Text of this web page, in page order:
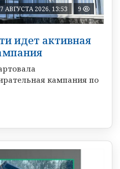
7 АВГУСТА 2026, 13:53 9
идет активная
кампания по